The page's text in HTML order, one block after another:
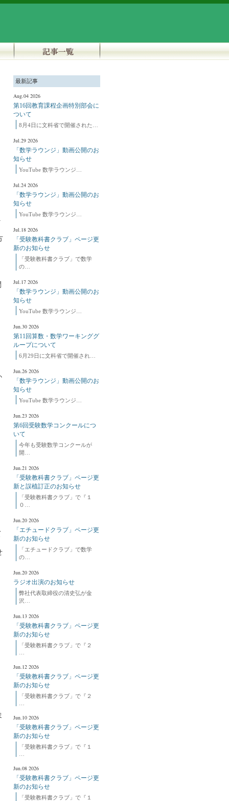
最新記事
Aug.04 2026
第16回教育課程企画特別部会に
ついて
8月4日に文科省で開催された…
Jul.29 2026
「数学ラウンジ」動画公開のお
知らせ
YouTube 数学ラウンジ…
Jul.24 2026
「数学ラウンジ」動画公開のお
知らせ
YouTube 数学ラウンジ…
Jul.18 2026
「受験教科書クラブ」ページ更
新のお知らせ
「受験教科書クラブ」で数学
の…
Jul.17 2026
「数学ラウンジ」動画公開のお
知らせ
YouTube 数学ラウンジ…
Jun.30 2026
第11回算数・数学ワーキンググ
ループについて
6月29日に文科省で開催され…
Jun.26 2026
「数学ラウンジ」動画公開のお
知らせ
YouTube 数学ラウンジ…
Jun.23 2026
第6回受験数学コンクールにつ
いて
今年も受験数学コンクールが
開…
Jun.21 2026
「受験教科書クラブ」ページ更
新と誤植訂正のお知らせ
「受験教科書クラブ」で『１
０…
Jun.20 2026
「エチュードクラブ」ページ更
新のお知らせ
「エチュードクラブ」で数学
の…
Jun.20 2026
ラジオ出演のお知らせ
弊社代表取締役の清史弘が金
沢…
Jun.13 2026
「受験教科書クラブ」ページ更
新のお知らせ
「受験教科書クラブ」で『２
Jun.12 2026
「受験教科書クラブ」ページ更
新のお知らせ
「受験教科書クラブ」で『２
Jun.10 2026
「受験教科書クラブ」ページ更
新のお知らせ
「受験教科書クラブ」で『１
Jun.08 2026
「受験教科書クラブ」ページ更
新のお知らせ
「受験教科書クラブ」で『１